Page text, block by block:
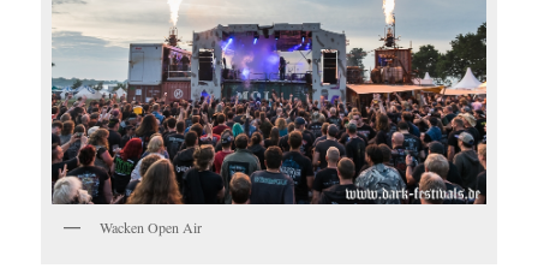
Wacken Open Air